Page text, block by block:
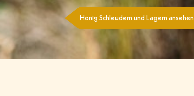
Honig Schleudern und Lagern ansehen